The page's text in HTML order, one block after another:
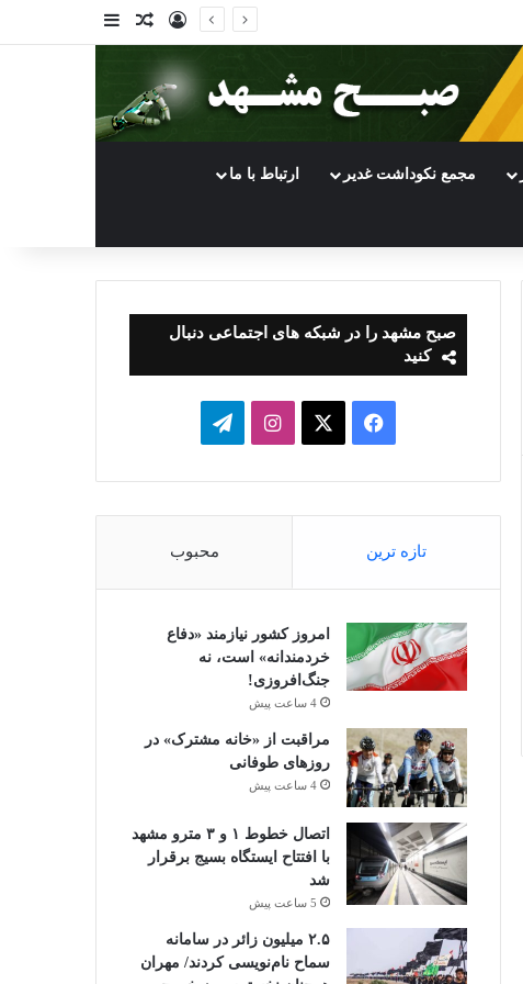
ورودنوشته تصادفی
سایدبار
مجمع نکوداشت غدیر ارتباط با ما
صبح مشهد را در شبکه های اجتماعی دنبال
کنید
فیسبوک ایکساینستاگرامتلگرام
تازه ترین محبوب
امروز کشور نیازمند «دفاع
خردمندانه» است، نه
جنگ‌افروزی!
4 ساعت پیش
مراقبت از «خانه مشترک» در
روزهای طوفانی
4 ساعت پیش
اتصال خطوط ۱ و ۳ مترو مشهد
با افتتاح ایستگاه بسیج برقرار
شد
5 ساعت پیش
۲.۵ میلیون زائر در سامانه
سماح نام‌نویسی کردند/ مهران